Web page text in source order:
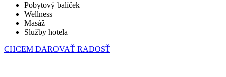
Pobytový balíček
Wellness
Masáž
Služby hotela
CHCEM DAROVAŤ RADOSŤ